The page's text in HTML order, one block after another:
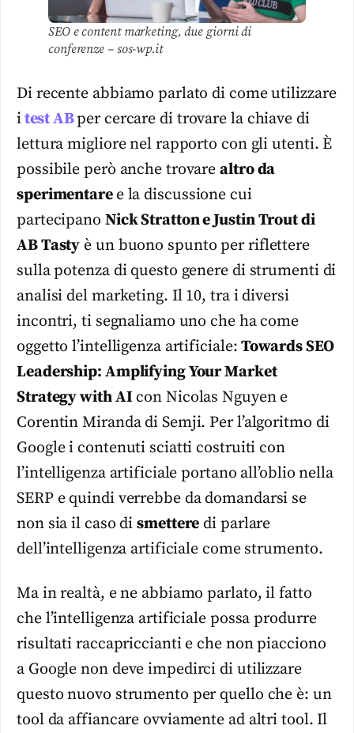
SEO e content marketing, due giorni di
conferenze – sos-wp.it
Di recente abbiamo parlato di come utilizzare
itest ABper cercare di trovare la chiave di
lettura migliore nel rapporto con gli utenti. È
possibile però anche trovarealtro da
sperimentare e la discussione cui
partecipano Nick Stratton e Justin Trout di
AB Tasty è un buono spunto per riflettere
sulla potenza di questo genere di strumenti di
analisi del marketing. Il 10, tra i diversi
incontri, ti segnaliamo uno che ha come
oggetto l’intelligenza artificiale:Towards SEO
Leadership: Amplifying Your Market
Strategy with AI con Nicolas Nguyen e
Corentin Miranda di Semji. Per l’algoritmo di
Google i contenuti sciatti costruiti con
l’intelligenza artificiale portano all’oblio nella
SERP e quindi verrebbe da domandarsi se
non sia il caso dismettere di parlare
dell’intelligenza artificiale come strumento.
Ma in realtà, e ne abbiamo parlato, il fatto
che l’intelligenza artificiale possa produrre
risultati raccapriccianti e che non piacciono
a Google non deve impedirci di utilizzare
questo nuovo strumento per quello che è: un
tool da affiancare ovviamente ad altri tool. Il